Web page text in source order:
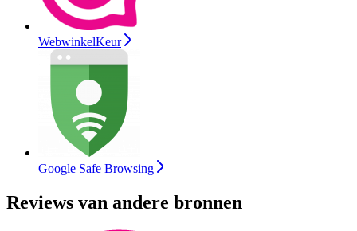
WebwinkelKeur
Google Safe Browsing
Reviews van andere bronnen